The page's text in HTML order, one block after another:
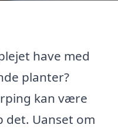
have med
planter?
kan være
det. Uanset om